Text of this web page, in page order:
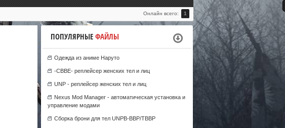
Онлайн всего: 1
ПОПУЛЯРНЫЕ ФАЙЛЫ
Одежда из аниме Наруто
-CBBE- реплейсер женских тел и лиц
UNP - реплейсер женских тел и лиц
Nexus Mod Manager - автоматическая установка и
управление модами
Сборка брони для тел UNPB-BBP/TBBP